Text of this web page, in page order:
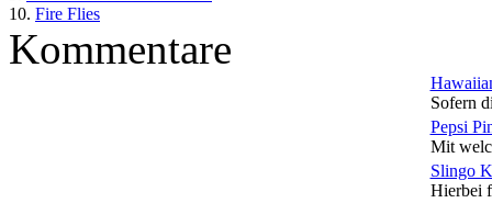
10. Fire Flies
Kommentare
Sofern
Pepsi
Mit
Slingo
Hierbei